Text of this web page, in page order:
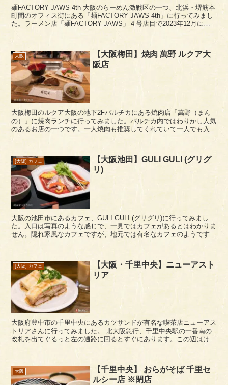
麺FACTORY JAWS 4th 大阪のらーめん激戦区の一つ、北浜・堺筋本
町間のオフィス街にある「麺FACTORY JAWS 4th」に行ってみまし
た。ラーメン店「麺FACTORY JAWS」４号店目で2023年12月にオ
大阪
【大阪梅田】焼肉 萬野 ルクア大
阪店
大阪梅田のルクア大阪の地下2Fバルチカにある焼肉店「萬野（まん
の）」に焼肉ランチに行ってみました。バルチカ内ではわりかし人気
のあるお店の一つです。一人焼肉も推奨してくれていて一人でも入り
[大阪] カフェ
【大阪池田】GULI GULI (グリグ
リ)
大阪の池田市にあるカフェ、GULI GULI (グリグリ)に行ってみまし
た。入口は写真のような感じで、一見ではカフェがあるとはわかりま
せん。隠れ家風なカフェですが、地元では有名なカフェのようです。
[大阪] カフェ
【大阪・千里中央】ニューアスト
リア
大阪府豊中市の千里中央にあるカツサンドが有名な喫茶店ニューアス
トリアさんに行ってみました。 北大阪急行、千里中央駅の一番南の
改札を出てぐるっと左の通路に回るとすぐにあります。この辺はけっ
大阪
【千里中央】 おらがそば 千里セ
ルシー店 ※閉店